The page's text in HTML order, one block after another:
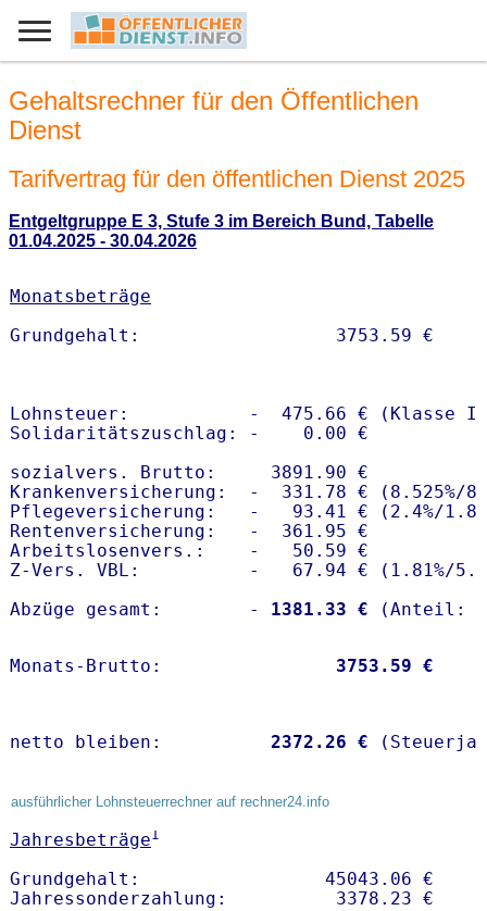
Gehaltsrechner für den Öffentlichen
Dienst
Tarifvertrag für den öffentlichen Dienst 2025
Entgeltgruppe E 3, Stufe 3 im Bereich Bund, Tabelle
01.04.2025 - 30.04.2026
Monatsbeträge
Lohnsteuer:           -  475.66 € (Klasse I)
Solidaritätszuschlag: -    0.00 €
sozialvers. Brutto:     3891.90 €
Krankenversicherung:  -  331.78 € (8.525%/
Pflegeversicherung:   -   93.41 € (2.4%/
Rentenversicherung:   -  361.95 €
Arbeitslosenvers.:    -   50.59 €
Z-Vers. VBL:          -   67.94 € ( 1.81%/
Abzüge gesamt:        -
1381.33 €
Monats-Brutto: 3753.59 €
netto bleiben: 2372.26 €
ausführlicher Lohnsteuerrechner auf rechner24.info
Jahresbeträge1
Grundgehalt:                 45043.06 €